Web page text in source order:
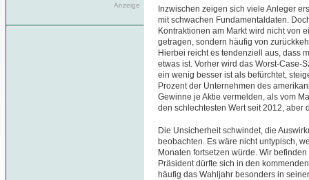
Anzeige
Inzwischen zeigen sich viele Anleger
mit schwachen Fundamentaldaten.
Kontraktionen am Markt wird nicht von
getragen, sondern häufig von
Hierbei reicht es tendenziell aus, dass
etwas ist. Vorher wird das Worst-Case-
ein wenig besser ist als befürchtet,
Prozent der Unternehmen des
Gewinne je Aktie vermelden, als vom
den schlechtesten Wert seit 2012,
Die Unsicherheit schwindet, die
beobachten. Es wäre nicht untypisch,
Monaten fortsetzen würde. Wir
Präsident dürfte sich in den
häufig das Wahljahr besonders in